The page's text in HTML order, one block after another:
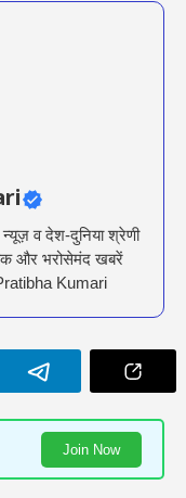
न्यूज़ व देश-दुनिया श्रेणी
और भरोसेमंद खबरें
Kumari
Join Now